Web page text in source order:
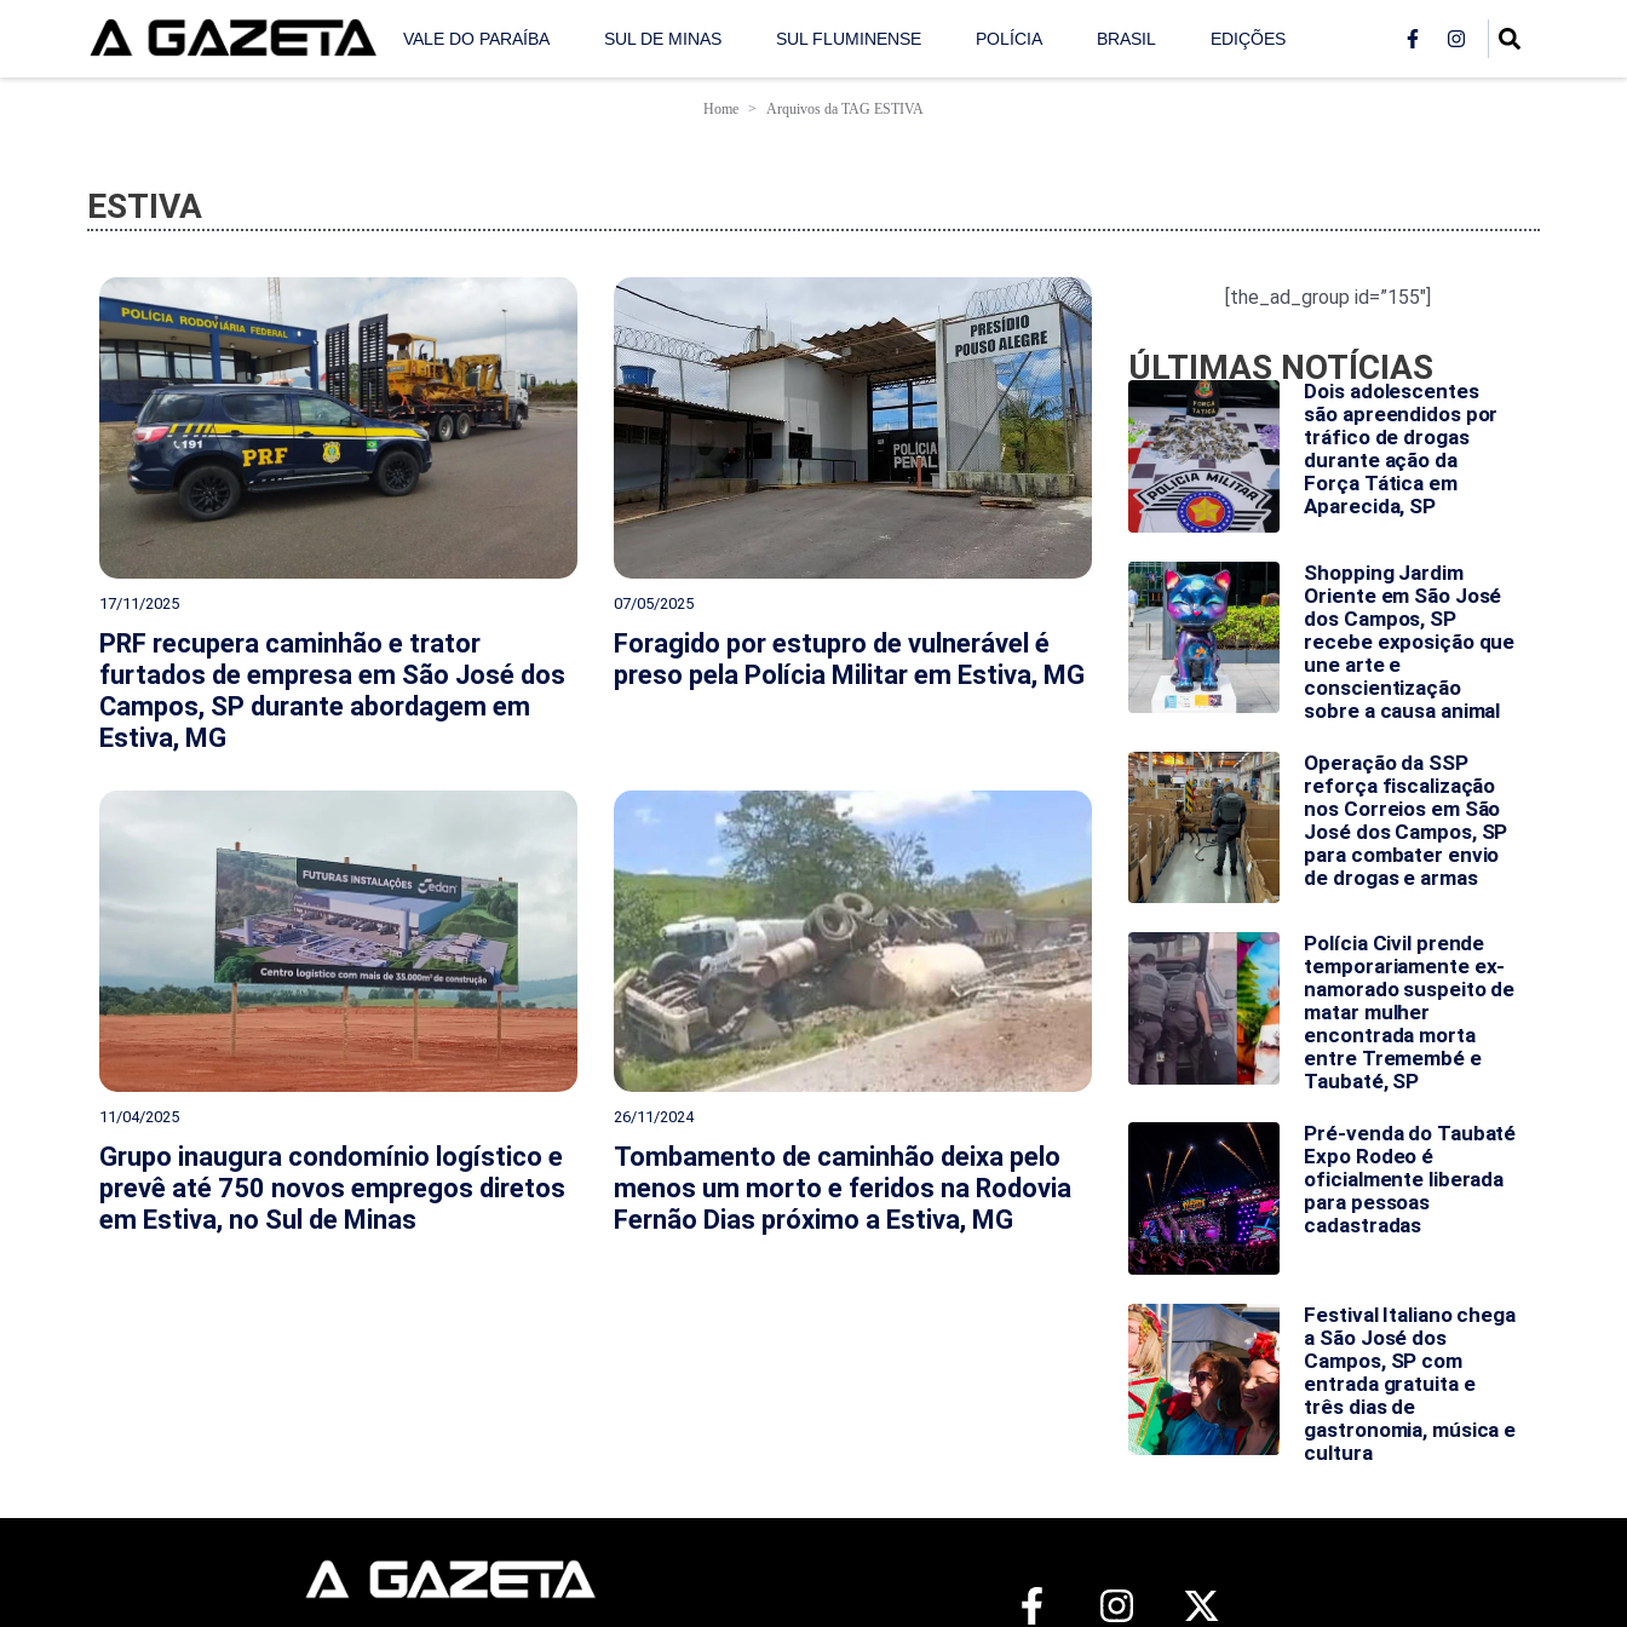
VALE DO PARAÍBA SUL DE MINAS SUL FLUMINENSE POLÍCIA BRASIL EDIÇÕES
Home Arquivos da TAG ESTIVA
ESTIVA
17/11/2025
PRF recupera caminhão e trator
furtados de empresa em São José dos
Campos, SP durante abordagem em
Estiva, MG
07/05/2025
Foragido por estupro de vulnerável é
preso pela Polícia Militar em Estiva, MG
11/04/2025
Grupo inaugura condomínio logístico e
prevê até 750 novos empregos diretos
em Estiva, no Sul de Minas
26/11/2024
Tombamento de caminhão deixa pelo
menos um morto e feridos na Rodovia
Fernão Dias próximo a Estiva, MG
[the_ad_group id=”155″]
ÚLTIMAS NOTÍCIAS
Dois adolescentes
são apreendidos por
tráfico de drogas
durante ação da
Força Tática em
Aparecida, SP
Shopping Jardim
Oriente em São José
dos Campos, SP
recebe exposição que
une arte e
conscientização
sobre a causa animal
Operação da SSP
reforça fiscalização
nos Correios em São
José dos Campos, SP
para combater envio
de drogas e armas
Polícia Civil prende
temporariamente ex-
namorado suspeito de
matar mulher
encontrada morta
entre Tremembé e
Taubaté, SP
Pré-venda do Taubaté
Expo Rodeo é
oficialmente liberada
para pessoas
cadastradas
Festival Italiano chega
a São José dos
Campos, SP com
entrada gratuita e
três dias de
gastronomia, música e
cultura